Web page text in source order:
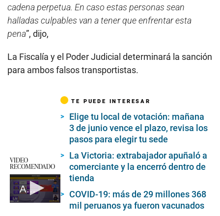
cadena perpetua. En caso estas personas sean
halladas culpables van a tener que enfrentar esta
pena”, dijo,
La Fiscalía y el Poder Judicial determinará la sanción
para ambos falsos transportistas.
VIDEO
RECOMENDADO
AFP: ¿Cuántas personas elegirían retirar los 4 UIT de su fondo de pensiones?
TE PUEDE INTERESAR
Elige tu local de votación: mañana
3 de junio vence el plazo, revisa los
pasos para elegir tu sede
La Victoria: extrabajador apuñaló a
comerciante y la encerró dentro de
tienda
COVID-19: más de 29 millones 368
mil peruanos ya fueron vacunados